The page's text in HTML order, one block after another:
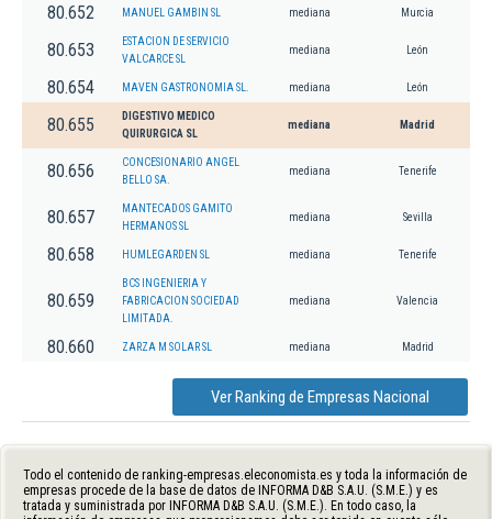
80.652 MANUEL GAMBIN SL mediana Murcia
80.653
ESTACION DE SERVICIO
VALCARCE SL
mediana León
80.654 MAVEN GASTRONOMIA SL. mediana León
80.655
DIGESTIVO MEDICO
QUIRURGICA SL
mediana Madrid
80.656
CONCESIONARIO ANGEL
BELLO SA.
mediana Tenerife
80.657
MANTECADOS GAMITO
HERMANOS SL
mediana Sevilla
80.658 HUMLEGARDEN SL mediana Tenerife
80.659
BCS INGENIERIA Y
FABRICACION SOCIEDAD
LIMITADA.
mediana Valencia
80.660 ZARZA M SOLAR SL mediana Madrid
Ver Ranking de Empresas Nacional
Todo el contenido de ranking-empresas.eleconomista.es y toda la información de
empresas procede de la base de datos de INFORMA D&B S.A.U. (S.M.E.) y es
tratada y suministrada por INFORMA D&B S.A.U. (S.M.E.). En todo caso, la